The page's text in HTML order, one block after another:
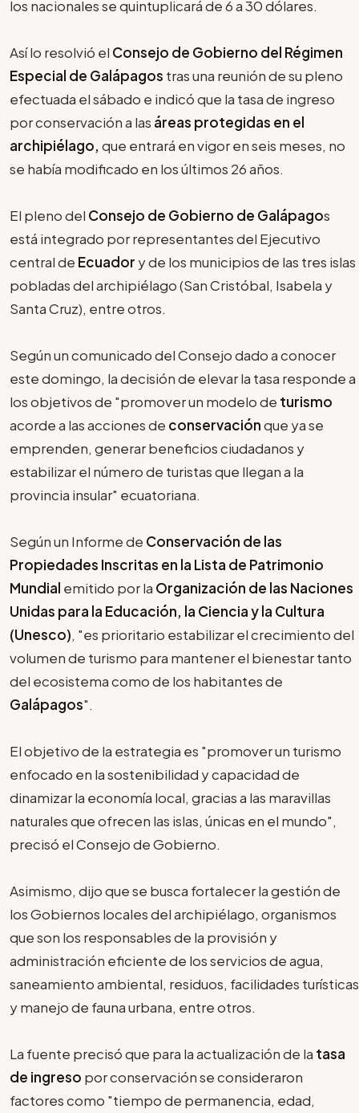
los nacionales se quintuplicará de 6 a 30 dólares.
Así lo resolvió el Consejo de Gobierno del Régimen
Especial de Galápagos tras una reunión de su pleno
efectuada el sábado e indicó que la tasa de ingreso
por conservación a las áreas protegidas en el
archipiélago, que entrará en vigor en seis meses, no
se había modificado en los últimos 26 años.
El pleno del Consejo de Gobierno de Galápagos
está integrado por representantes del Ejecutivo
central de Ecuador y de los municipios de las tres islas
pobladas del archipiélago (San Cristóbal, Isabela y
Santa Cruz), entre otros.
Según un comunicado del Consejo dado a conocer
este domingo, la decisión de elevar la tasa responde a
los objetivos de "promover un modelo de turismo
acorde a las acciones de conservaciónque ya se
emprenden, generar beneficios ciudadanos y
estabilizar el número de turistas que llegan a la
provincia insular" ecuatoriana.
Según un Informe de Conservación de las
Propiedades Inscritas en la Lista de Patrimonio
Mundial emitido por la Organización de las Naciones
Unidas para la Educación, la Ciencia y la Cultura
(Unesco), "es prioritario estabilizar el crecimiento del
volumen de turismo para mantener el bienestar tanto
del ecosistema como de los habitantes de
Galápagos".
El objetivo de la estrategia es "promover un turismo
enfocado en la sostenibilidad y capacidad de
dinamizar la economía local, gracias a las maravillas
naturales que ofrecen las islas, únicas en el mundo",
precisó el Consejo de Gobierno.
Asimismo, dijo que se busca fortalecer la gestión de
los Gobiernos locales del archipiélago, organismos
que son los responsables de la provisión y
administración eficiente de los servicios de agua,
saneamiento ambiental, residuos, facilidades turísticas
y manejo de fauna urbana, entre otros.
La fuente precisó que para la actualización de la tasa
de ingreso por conservación se consideraron
factores como "tiempo de permanencia, edad,